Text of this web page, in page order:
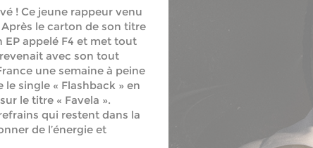
! Ce jeune rappeur venu
le carton de son titre
appelé F4 et met tout
avec son tout
une semaine à peine
single « Flashback » en
le titre « Favela ».
qui restent dans la
de l’énergie et